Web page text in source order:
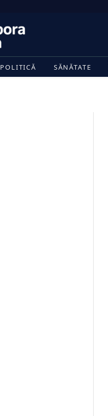
POLITICĂ SĂNĂTATE